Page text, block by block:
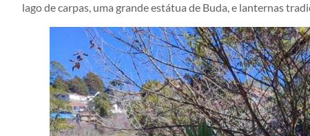
lago de carpas, uma grande estátua de Buda, e lanternas